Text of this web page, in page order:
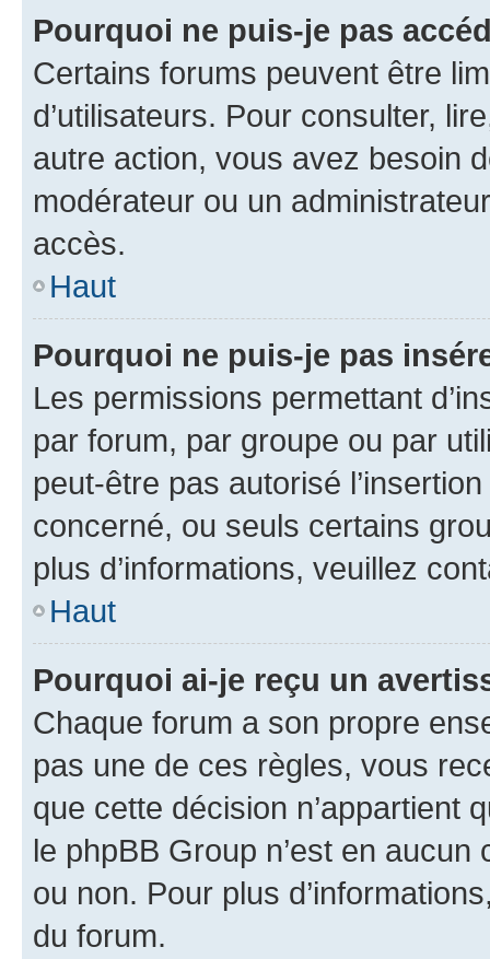
Pourquoi ne puis-je pas
Certains forums peuvent être
d’utilisateurs. Pour consulter,
autre action, vous avez besoin
modérateur ou un
accès.
Haut
Pourquoi ne puis-je pas
Les permissions permettant
par forum, par groupe ou par
peut-être pas autorisé
concerné, ou seuls certains
plus d’informations, veuillez
Haut
Pourquoi ai-je reçu un
Chaque forum a son propre
pas une de ces règles, vous
que cette décision n’appartient
le phpBB Group n’est en
ou non. Pour plus
du forum.